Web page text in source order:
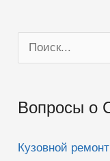
о
с
Вопросы о
Кузовной